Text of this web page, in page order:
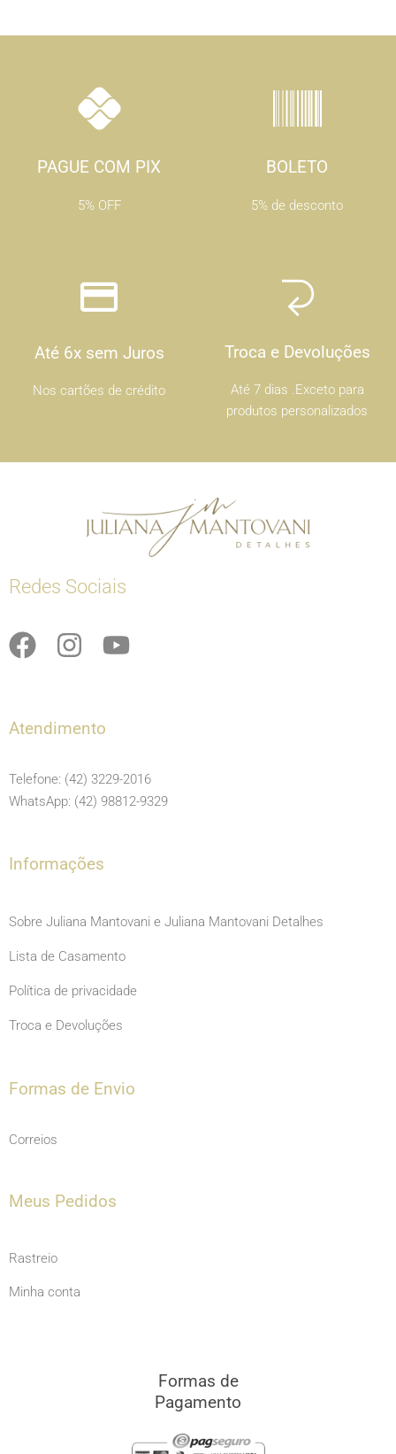
PAGUE COM PIX
5% OFF
BOLETO
5% de desconto
Até 6x sem Juros
Nos cartões de crédito
Troca e Devoluções
Até 7 dias .Exceto para
produtos personalizados
Redes Sociais
F
e
o
o
I
t
g
r
m
Y
b
e
Atendimento
Telefone: (42) 3229-2016
WhatsApp: (42) 98812-9329
Informações
Sobre Juliana Mantovani e Juliana Mantovani Detalhes
Lista de Casamento
Política de privacidade
Troca e Devoluções
Formas de Envio
Correios
Meus Pedidos
Rastreio
Minha conta
Formas de
Pagamento